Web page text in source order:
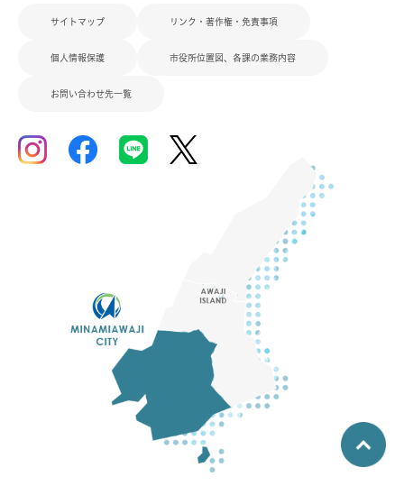
サイトマップ リンク・著作権・免責事項
個人情報保護 市役所位置図、各課の業務内容
お問い合わせ先一覧